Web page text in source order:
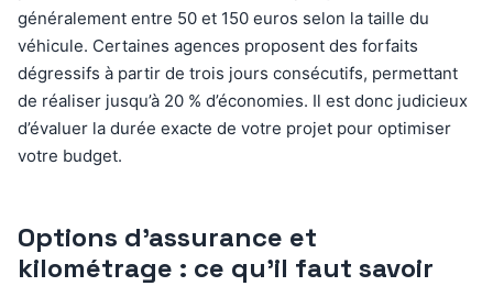
généralement entre 50 et 150 euros selon la taille du
véhicule. Certaines agences proposent des forfaits
dégressifs à partir de trois jours consécutifs, permettant
de réaliser jusqu’à 20 % d’économies. Il est donc judicieux
d’évaluer la durée exacte de votre projet pour optimiser
votre budget.
Options d’assurance et
kilométrage : ce qu’il faut savoir